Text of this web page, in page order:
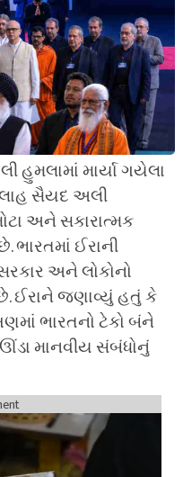
માર્યા ગયેલા
સૈયદ અલી
અને સકારાત્મક
ભારતમાં ઈરાની
અને લોકોનો
ઈરાને જણાવ્યું હતું કે
ભારતનો ટેકો બંને
માનવીય સંબંધોનું